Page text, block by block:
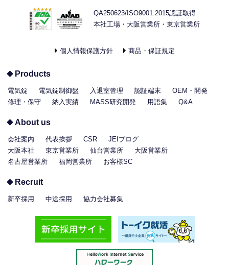
QA250623/ISO9001:2015認証取得
本社工場・大阪営業所・東京営業所
個人情報保護方針 商品・保証規定
Products
電気錠 電気錠制御盤 入退室管理 認証端末
OEM・開発
修理・保守
納入実績 MASS研究開発 用語集 Q&A
About us
会社案内 代表挨拶 CSR
JEIブログ
大阪本社
東京営業所 仙台営業所
大阪営業所
名古屋営業所
福岡営業所 お客様SC
Recruit
新卒採用 中途採用 協力会社募集